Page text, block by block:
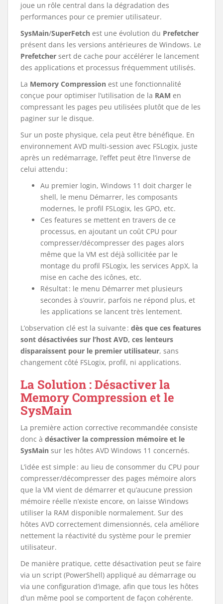
joue un rôle central dans la dégradation des
performances pour ce premier utilisateur.
SysMain/SuperFetch est une évolution du Prefetcher
présent dans les versions antérieures de Windows. Le
Prefetcher sert de cache pour accélérer le lancement
des applications et processus fréquemment utilisés.
La Memory Compression est une fonctionnalité
conçue pour optimiser l’utilisation de la RAM en
compressant les pages peu utilisées plutôt que de les
paginer sur le disque.
Sur un poste physique, cela peut être bénéfique. En
environnement AVD multi‑session avec FSLogix, juste
après un redémarrage, l’effet peut être l’inverse de
celui attendu :
Au premier login, Windows 11 doit charger le
shell, le menu Démarrer, les composants
modernes, le profil FSLogix, les GPO, etc.
Ces features se mettent en travers de ce
processus, en ajoutant un coût CPU pour
compresser/décompresser des pages alors
même que la VM est déjà sollicitée par le
montage du profil FSLogix, les services AppX, la
mise en cache des icônes, etc.
Résultat : le menu Démarrer met plusieurs
secondes à s’ouvrir, parfois ne répond plus, et
les applications se lancent très lentement.
L’observation clé est la suivante : dès que ces features
sont désactivées sur l’host AVD, ces lenteurs
disparaissent pour le premier utilisateur, sans
changement côté FSLogix, profil, ni applications.
La Solution : Désactiver la
Memory Compression et le
SysMain
La première action corrective recommandée consiste
donc à désactiver la compression mémoire et le
SysMain sur les hôtes AVD Windows 11 concernés.
L’idée est simple : au lieu de consommer du CPU pour
compresser/décompresser des pages mémoire alors
que la VM vient de démarrer et qu’aucune pression
mémoire réelle n’existe encore, on laisse Windows
utiliser la RAM disponible normalement. Sur des
hôtes AVD correctement dimensionnés, cela améliore
nettement la réactivité du système pour le premier
utilisateur.
De manière pratique, cette désactivation peut se faire
via un script (PowerShell) appliqué au démarrage ou
via une configuration d’image, afin que tous les hôtes
d’un même pool se comportent de façon cohérente.